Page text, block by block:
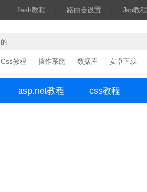
flash教程 路由器设置 Jsp教程
Css教程 操作系统 数据库 安卓下载
asp.net教程 css教程